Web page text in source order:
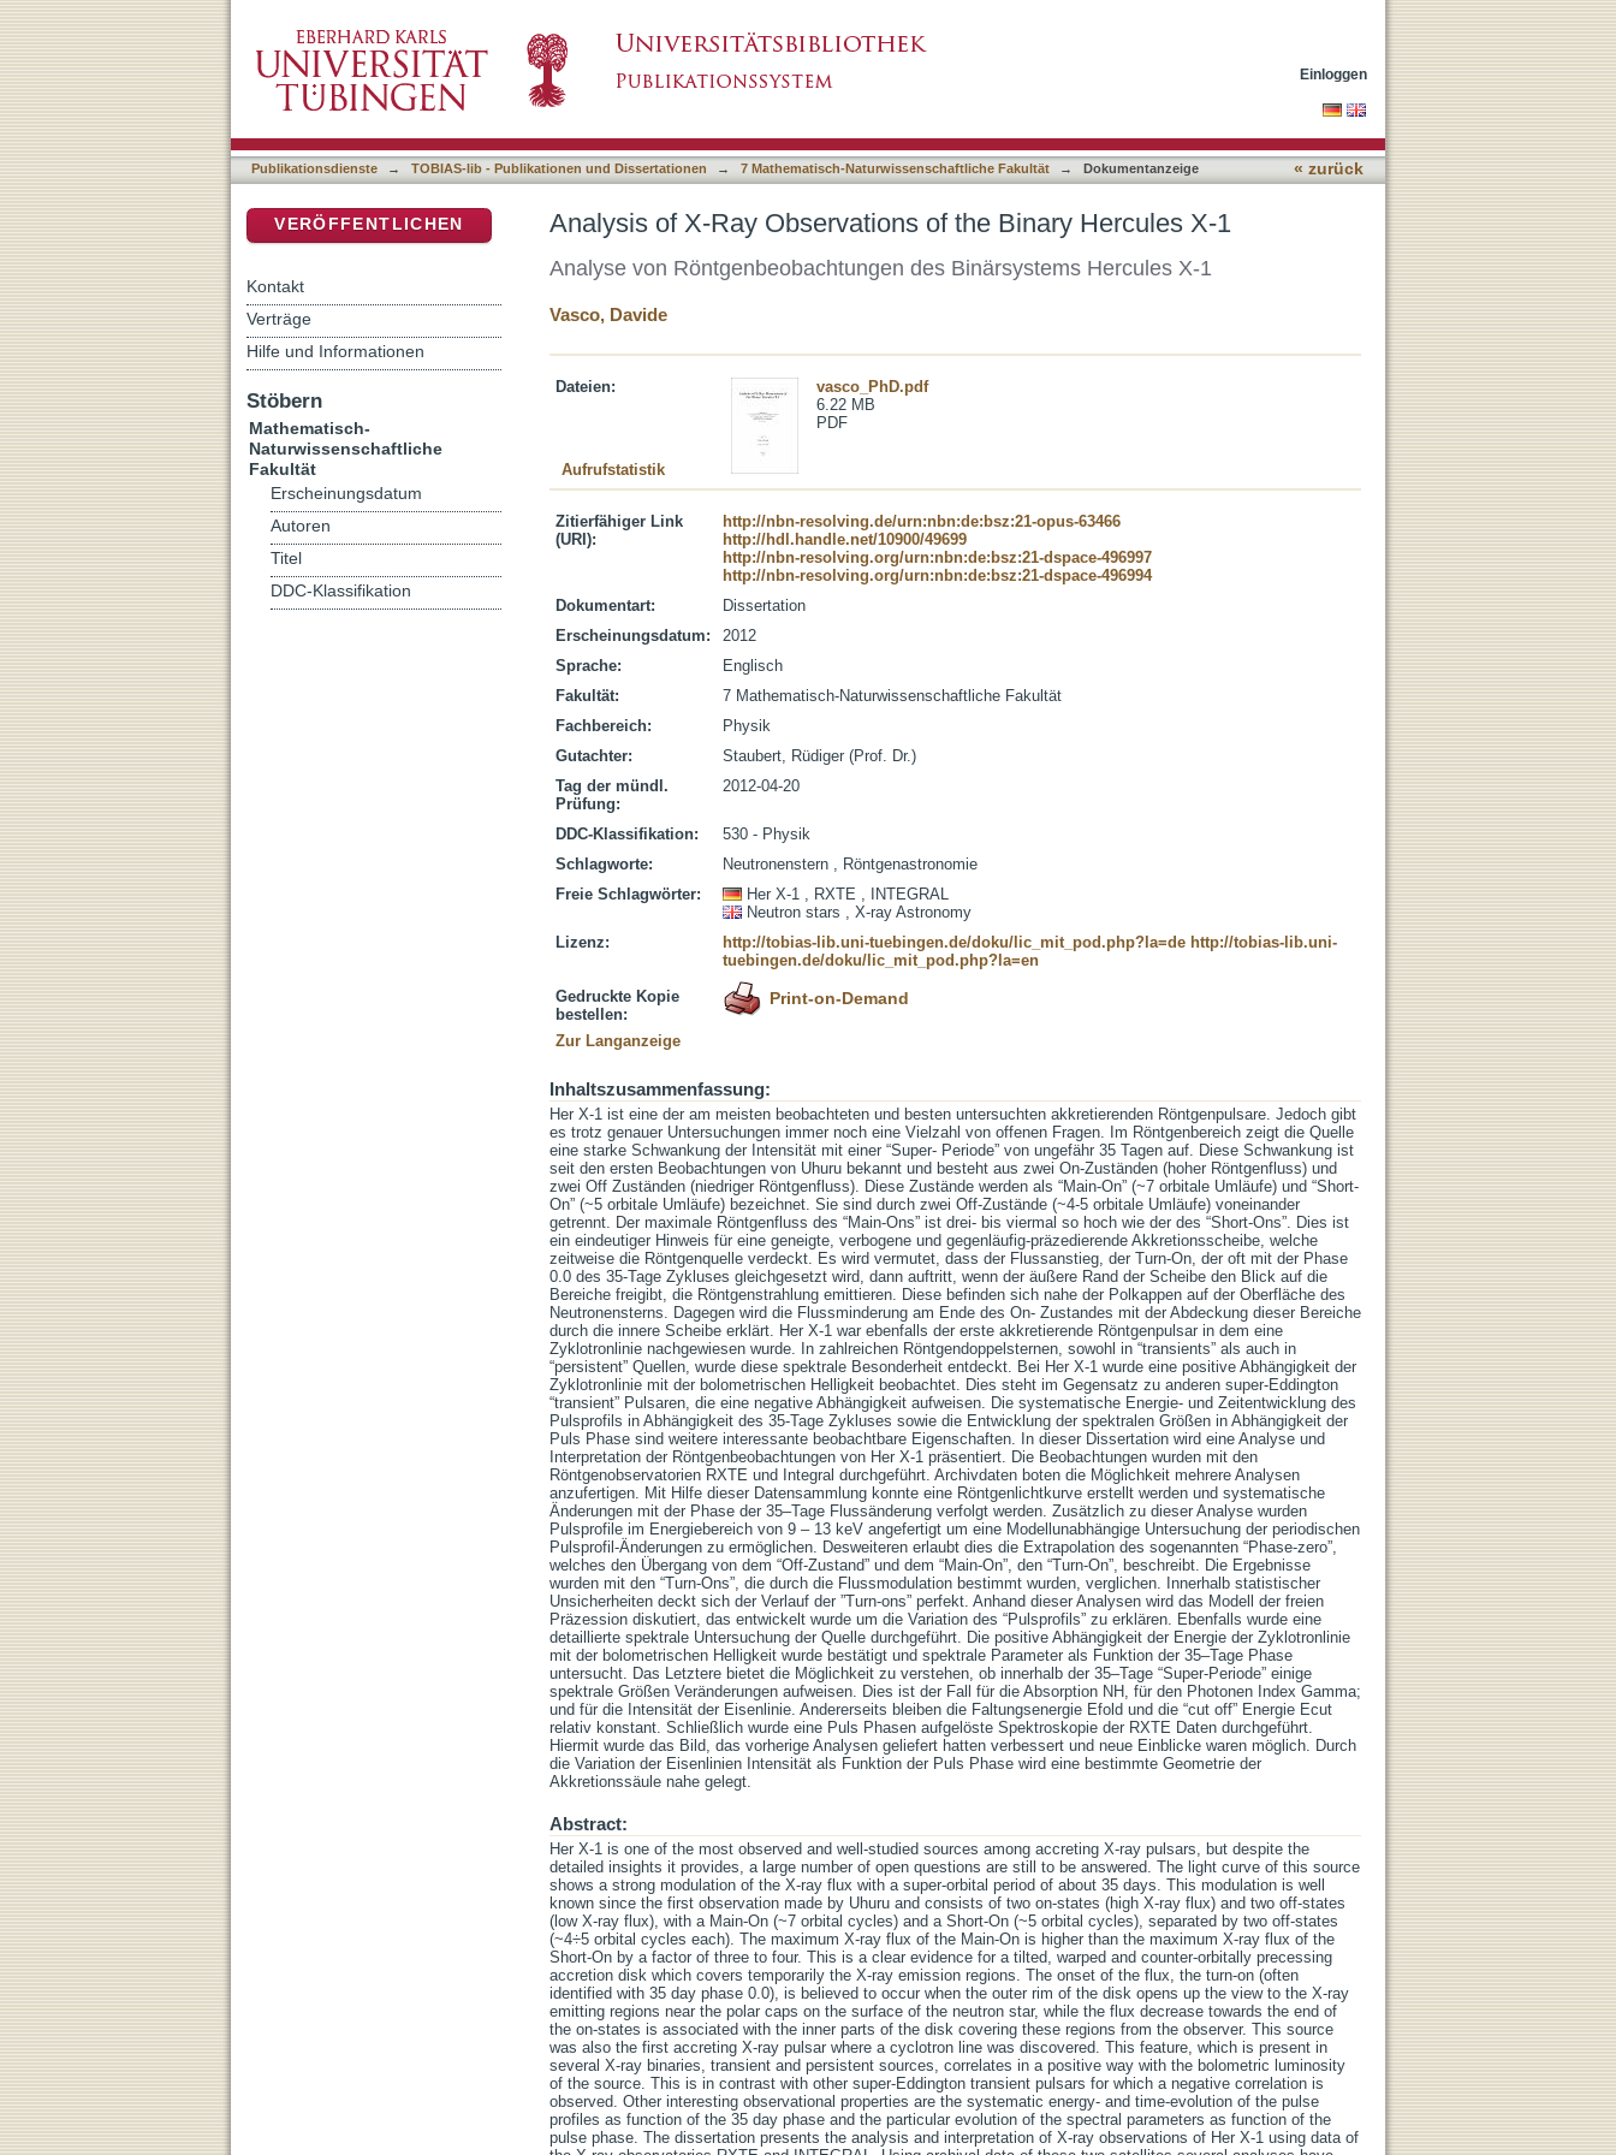
Einloggen
Publikationsdienste → TOBIAS-lib - Publikationen und Dissertationen → 7 Mathematisch-Naturwissenschaftliche Fakultät → Dokumentanzeige « zurück
Analysis of X-Ray Observations of the Binary Hercules X-1
Analyse von Röntgenbeobachtungen des Binärsystems Hercules X-1
Vasco, Davide
Dateien:
vasco_PhD.pdf
6.22 MB
PDF
Aufrufstatistik
Zitierfähiger Link
(URI):
http://nbn-resolving.de/urn:nbn:de:bsz:21-opus-63466
http://hdl.handle.net/10900/49699
http://nbn-resolving.org/urn:nbn:de:bsz:21-dspace-496997
http://nbn-resolving.org/urn:nbn:de:bsz:21-dspace-496994
Dokumentart:
Dissertation
Erscheinungsdatum:
2012
Sprache:
Englisch
Fakultät:
7 Mathematisch-Naturwissenschaftliche Fakultät
Fachbereich:
Physik
Gutachter:
Staubert, Rüdiger (Prof. Dr.)
Tag der mündl.
Prüfung:
2012-04-20
DDC-Klassifikation:
530 - Physik
Schlagworte:
Neutronenstern , Röntgenastronomie
Freie Schlagwörter:
Her X-1 , RXTE , INTEGRAL
Neutron stars , X-ray Astronomy
Lizenz:
http://tobias-lib.uni-tuebingen.de/doku/lic_mit_pod.php?la=de http://tobias-lib.uni-
tuebingen.de/doku/lic_mit_pod.php?la=en
Gedruckte Kopie
bestellen:
Print-on-Demand
Zur Langanzeige
Inhaltszusammenfassung:
Her X-1 ist eine der am meisten beobachteten und besten untersuchten akkretierenden Röntgenpulsare. Jedoch gibt
es trotz genauer Untersuchungen immer noch eine Vielzahl von offenen Fragen. Im Röntgenbereich zeigt die Quelle
eine starke Schwankung der Intensität mit einer “Super- Periode” von ungefähr 35 Tagen auf. Diese Schwankung ist
seit den ersten Beobachtungen von Uhuru bekannt und besteht aus zwei On-Zuständen (hoher Röntgenfluss) und
zwei Off Zuständen (niedriger Röntgenfluss). Diese Zustände werden als “Main-On” (~7 orbitale Umläufe) und “Short-
On” (~5 orbitale Umläufe) bezeichnet. Sie sind durch zwei Off-Zustände (~4-5 orbitale Umläufe) voneinander
getrennt. Der maximale Röntgenfluss des “Main-Ons” ist drei- bis viermal so hoch wie der des “Short-Ons”. Dies ist
ein eindeutiger Hinweis für eine geneigte, verbogene und gegenläufig-präzedierende Akkretionsscheibe, welche
zeitweise die Röntgenquelle verdeckt. Es wird vermutet, dass der Flussanstieg, der Turn-On, der oft mit der Phase
0.0 des 35-Tage Zykluses gleichgesetzt wird, dann auftritt, wenn der äußere Rand der Scheibe den Blick auf die
Bereiche freigibt, die Röntgenstrahlung emittieren. Diese befinden sich nahe der Polkappen auf der Oberfläche des
Neutronensterns. Dagegen wird die Flussminderung am Ende des On- Zustandes mit der Abdeckung dieser Bereiche
durch die innere Scheibe erklärt. Her X-1 war ebenfalls der erste akkretierende Röntgenpulsar in dem eine
Zyklotronlinie nachgewiesen wurde. In zahlreichen Röntgendoppelsternen, sowohl in “transients” als auch in
“persistent” Quellen, wurde diese spektrale Besonderheit entdeckt. Bei Her X-1 wurde eine positive Abhängigkeit der
Zyklotronlinie mit der bolometrischen Helligkeit beobachtet. Dies steht im Gegensatz zu anderen super-Eddington
“transient” Pulsaren, die eine negative Abhängigkeit aufweisen. Die systematische Energie- und Zeitentwicklung des
Pulsprofils in Abhängigkeit des 35-Tage Zykluses sowie die Entwicklung der spektralen Größen in Abhängigkeit der
Puls Phase sind weitere interessante beobachtbare Eigenschaften. In dieser Dissertation wird eine Analyse und
Interpretation der Röntgenbeobachtungen von Her X-1 präsentiert. Die Beobachtungen wurden mit den
Röntgenobservatorien RXTE und Integral durchgeführt. Archivdaten boten die Möglichkeit mehrere Analysen
anzufertigen. Mit Hilfe dieser Datensammlung konnte eine Röntgenlichtkurve erstellt werden und systematische
Änderungen mit der Phase der 35–Tage Flussänderung verfolgt werden. Zusätzlich zu dieser Analyse wurden
Pulsprofile im Energiebereich von 9 – 13 keV angefertigt um eine Modellunabhängige Untersuchung der periodischen
Pulsprofil-Änderungen zu ermöglichen. Desweiteren erlaubt dies die Extrapolation des sogenannten “Phase-zero”,
welches den Übergang von dem “Off-Zustand” und dem “Main-On”, den “Turn-On”, beschreibt. Die Ergebnisse
wurden mit den “Turn-Ons”, die durch die Flussmodulation bestimmt wurden, verglichen. Innerhalb statistischer
Unsicherheiten deckt sich der Verlauf der ”Turn-ons” perfekt. Anhand dieser Analysen wird das Modell der freien
Präzession diskutiert, das entwickelt wurde um die Variation des “Pulsprofils” zu erklären. Ebenfalls wurde eine
detaillierte spektrale Untersuchung der Quelle durchgeführt. Die positive Abhängigkeit der Energie der Zyklotronlinie
mit der bolometrischen Helligkeit wurde bestätigt und spektrale Parameter als Funktion der 35–Tage Phase
untersucht. Das Letztere bietet die Möglichkeit zu verstehen, ob innerhalb der 35–Tage “Super-Periode” einige
spektrale Größen Veränderungen aufweisen. Dies ist der Fall für die Absorption NH, für den Photonen Index Gamma;
und für die Intensität der Eisenlinie. Andererseits bleiben die Faltungsenergie Efold und die “cut off” Energie Ecut
relativ konstant. Schließlich wurde eine Puls Phasen aufgelöste Spektroskopie der RXTE Daten durchgeführt.
Hiermit wurde das Bild, das vorherige Analysen geliefert hatten verbessert und neue Einblicke waren möglich. Durch
die Variation der Eisenlinien Intensität als Funktion der Puls Phase wird eine bestimmte Geometrie der
Akkretionssäule nahe gelegt.
Abstract:
Her X-1 is one of the most observed and well-studied sources among accreting X-ray pulsars, but despite the
detailed insights it provides, a large number of open questions are still to be answered. The light curve of this source
shows a strong modulation of the X-ray flux with a super-orbital period of about 35 days. This modulation is well
known since the first observation made by Uhuru and consists of two on-states (high X-ray flux) and two off-states
(low X-ray flux), with a Main-On (~7 orbital cycles) and a Short-On (~5 orbital cycles), separated by two off-states
(~4÷5 orbital cycles each). The maximum X-ray flux of the Main-On is higher than the maximum X-ray flux of the
Short-On by a factor of three to four. This is a clear evidence for a tilted, warped and counter-orbitally precessing
accretion disk which covers temporarily the X-ray emission regions. The onset of the flux, the turn-on (often
identified with 35 day phase 0.0), is believed to occur when the outer rim of the disk opens up the view to the X-ray
emitting regions near the polar caps on the surface of the neutron star, while the flux decrease towards the end of
the on-states is associated with the inner parts of the disk covering these regions from the observer. This source
was also the first accreting X-ray pulsar where a cyclotron line was discovered. This feature, which is present in
several X-ray binaries, transient and persistent sources, correlates in a positive way with the bolometric luminosity
of the source. This is in contrast with other super-Eddington transient pulsars for which a negative correlation is
observed. Other interesting observational properties are the systematic energy- and time-evolution of the pulse
profiles as function of the 35 day phase and the particular evolution of the spectral parameters as function of the
pulse phase. The dissertation presents the analysis and interpretation of X-ray observations of Her X-1 using data of
VERÖFFENTLICHEN
Kontakt
Verträge
Hilfe und Informationen
Stöbern
Mathematisch-
Naturwissenschaftliche
Fakultät
Erscheinungsdatum
Autoren
Titel
DDC-Klassifikation